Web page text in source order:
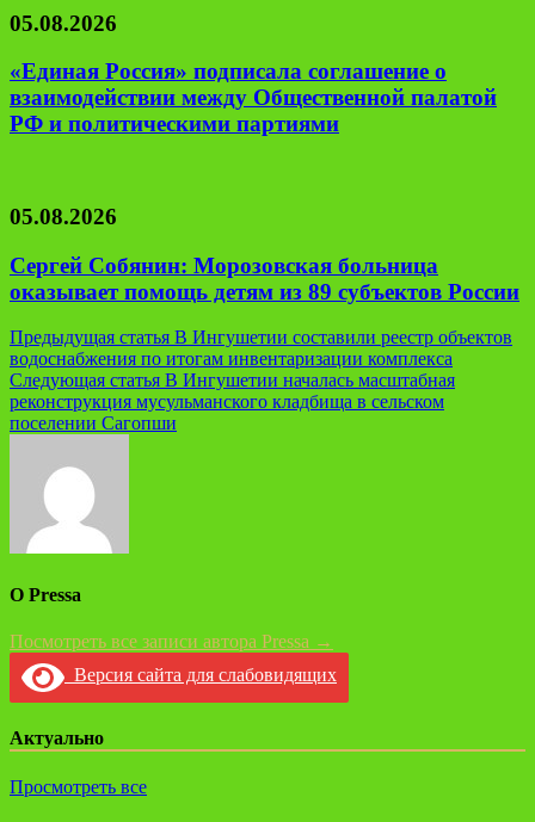
05.08.2026
«Единая Россия» подписала соглашение о
взаимодействии между Общественной палатой
РФ и политическими партиями
05.08.2026
Сергей Собянин: Морозовская больница
оказывает помощь детям из 89 субъектов России
Навигация
по
записям
Предыдущая статья В Ингушетии составили реестр объектов
водоснабжения по итогам инвентаризации комплекса
Следующая статья В Ингушетии началась масштабная
реконструкция мусульманского кладбища в сельском
поселении Сагопши
О Pressa
Посмотреть все записи автора Pressa →
Версия сайта для слабовидящих
Актуально
Просмотреть все